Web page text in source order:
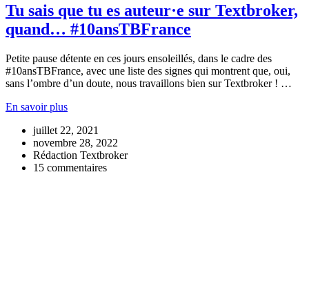
Tu sais que tu es auteur·e sur Textbroker,
quand… #10ansTBFrance
Petite pause détente en ces jours ensoleillés, dans le cadre des
#10ansTBFrance, avec une liste des signes qui montrent que, oui,
sans l’ombre d’un doute, nous travaillons bien sur Textbroker ! …
En savoir plus
juillet 22, 2021
novembre 28, 2022
Rédaction Textbroker
15 commentaires